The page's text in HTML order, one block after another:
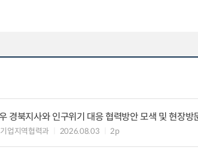
경북지사와 인구위기 대응 협력방안 모색 및 현장방
업지역협력과 2026.08.03 2p